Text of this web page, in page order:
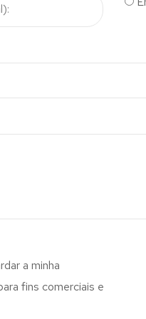
a minha
fins comerciais e